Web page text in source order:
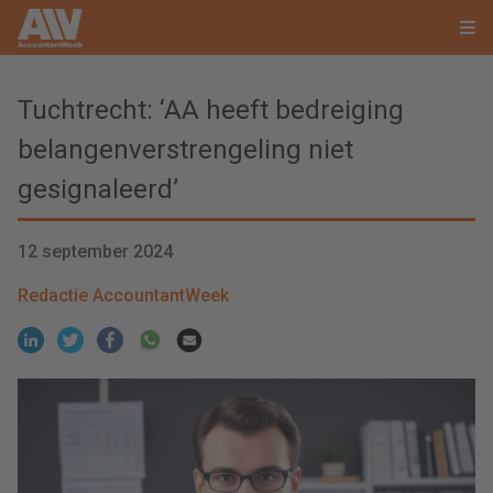
Tuchtrecht: ‘AA heeft bedreiging
belangenverstrengeling niet
gesignaleerd’
12 september 2024
Redactie AccountantWeek